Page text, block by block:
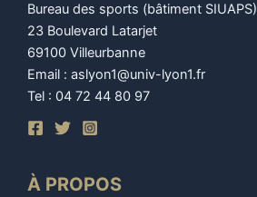
Bureau des sports (bâtiment SIUAPS)
23 Boulevard Latarjet
69100 Villeurbanne
Email : aslyon1@univ-lyon1.fr
Tel : 04 72 44 80 97
À PROPOS